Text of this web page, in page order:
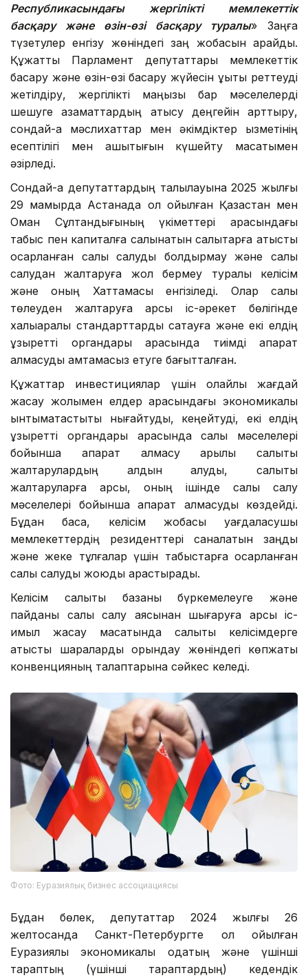
Республикасындағы жергілікті мемлекеттік
басқару және өзін-өзі басқару туралы» Заңға
түзетулер енгізу жөніндегі заң жобасын қарайды.
Құжатты Парламент депутаттары мемлекеттік
басқару және өзін-өзі басқару жүйесін құқықтық реттеуді
жетілдіру, жергілікті маңызы бар мәселелерді
шешуге азаматтардың қатысу деңгейін арттыру,
сондай-ақ мәслихаттар мен әкімдіктер қызметінің
есептілігі мен ашықтығын күшейту мақсатымен
әзірледі.
Сондай-ақ депутаттардың талқылауына 2025 жылғы
29 мамырда Астанада қол қойылған Қазақстан мен
Оман Сұлтандығының үкіметтері арасындағы
табыс пен капиталға салынатын салықтарға қатысты
қосарланған салық салуды болдырмау және салық
салудан жалтаруға жол бермеу туралы келісім
және оның Хаттамасы енгізіледі. Олар салық
төлеуден жалтаруға қарсы іс-әрекет бөлігінде
халықаралық стандарттарды сақтауға және екі елдің
құзыретті органдары арасында тиімді ақпарат
алмасуды қамтамасыз етуге бағытталған.
Құжаттар инвестициялар үшін қолайлы жағдай
жасау жолымен елдер арасындағы экономикалық
ынтымақтастықты нығайтуды, кеңейтуді, екі елдің
құзыретті органдары арасында салық мәселелері
бойынша ақпарат алмасу арқылы салықтық
жалтарулардың алдын алуды, салықтық
жалтаруларға қарсы, оның ішінде салық салу
мәселелері бойынша ақпарат алмасуды көздейді.
Бұдан басқа, келісім жобасы уағдаласушы
мемлекеттердің резиденттері саналатын заңды
және жеке тұлғалар үшін табыстарға қосарланған
салық салуды жоюды қарастырады.
Келісім салықтық базаны бүркемелеуге және
пайданы салық салу аясынан шығаруға қарсы іс-
қимыл жасау мақсатында салықтық келісімдерге
қатысты шараларды орындау жөніндегі көпжақты
конвенцияның талаптарына сәйкес келеді.
Фото: Еуразиялық бизнес ассоциациясы
Бұдан бөлек, депутаттар 2024 жылғы 26
желтоқсанда Санкт-Петербургте қол қойылған
Еуразиялық экономикалық одақтың және үшінші
тараптың (үшінші тараптардың) кедендік